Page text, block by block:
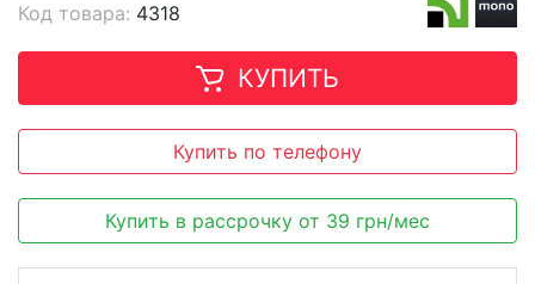
Код товара: 4318
КУПИТЬ
Купить по телефону
Купить в рассрочку от 39 грн/мес